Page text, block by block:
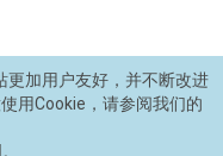
更加用户友好，并不断改进
用Cookie，请参阅我们的